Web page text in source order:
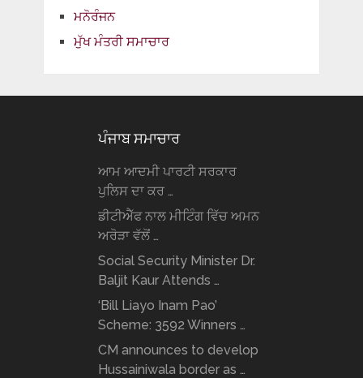
ਮਨੋਰੰਜਨ
ਮੁੱਖ ਮੰਤਰੀ ਸਮਾਚਾਰ
ਪੰਜਾਬ ਸਮਾਚਾਰ
ਆਮ ਆਦਮੀ ਪਾਰਟੀ ਸਰਕਾਰ
ਪੁਲਿਸ ਦਾ ਕਰ …
ਡੀਟੀਐੱਫ ਨਾਲ ਮੀਟਿੰਗ ਵਿੱਚ ਅਮਨ
ਅਰੋੜਾ ਵੱਲੋਂ …
Social Security Minister Dr.
Baljit Kaur Attends …
‘Bill Liayo Inam Pao’
Scheme: 3592 Winners …
CM announces to develop
Hussainiwala border as …